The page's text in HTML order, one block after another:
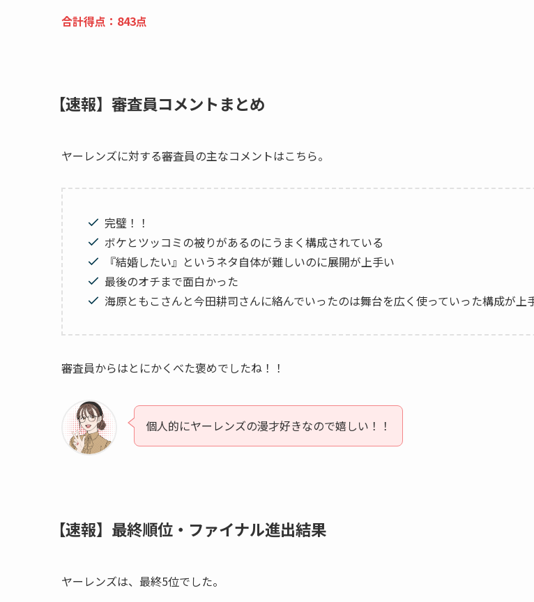
合計得点：843点
【速報】審査員コメントまとめ
ヤーレンズに対する審査員の主なコメントはこちら。
完璧！！
ボケとツッコミの被りがあるのにうまく構成されている
『結婚したい』というネタ自体が難しいのに展開が上手い
最後のオチまで面白かった
海原ともこさんと今田耕司さんに絡んでいったのは舞台を広く使っていった構成が上
審査員からはとにかくべた褒めでしたね！！
個人的にヤーレンズの漫才好きなので嬉しい！！
【速報】最終順位・ファイナル進出結果
ヤーレンズは、最終5位でした。